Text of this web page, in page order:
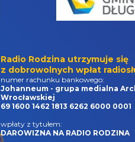
Radio Rodzina utrzymuje się
z dobrowolnych wpłat
numer rachunku bankowego:
Johanneum - grupa medialna
Wrocławskiej
69 1600 1462 1813 6262 6000 0001
wpłaty z tytułem:
DAROWIZNA NA RADIO RODZINA